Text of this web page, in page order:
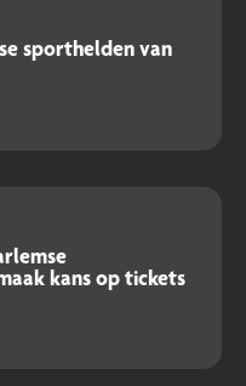
sporthelden van
kans op tickets